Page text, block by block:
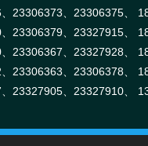
23306373、 23306375、
23306379、 23327915、
23306367、 23327928、
23306363、 23306378、
23327905、 23327910、